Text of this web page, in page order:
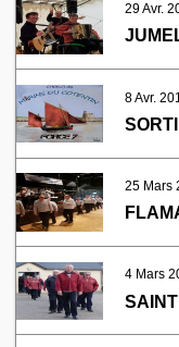
29 Avr.
8 Avr.
25 Mars
4 Mars